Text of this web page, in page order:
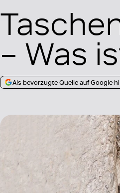
– Was
Als bevorzugte Quelle auf Google